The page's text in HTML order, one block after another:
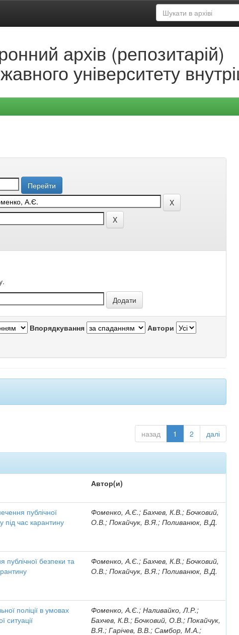
архів (репозитарій)
університету
Впорядкування Автори
назад 1 2 далі
Автор(и)
публічної
під час карантину
Фоменко, А.Є.; Бахчев, К.В.; Бочковий,
О.В.; Покайчук, В.Я.; Поливанюк, В.Д.
публічної безпеки та
Фоменко, А.Є.; Бахчев, К.В.; Бочковий,
О.В.; Покайчук, В.Я.; Поливанюк, В.Д.
поліції в умовах
ситуації
Фоменко, А.Є.; Наливайко, Л.Р.;
Бахчев, К.В.; Бочковий, О.В.; Покайчук,
В.Я.; Гарічев, В.В.; Самбор, М.А.;